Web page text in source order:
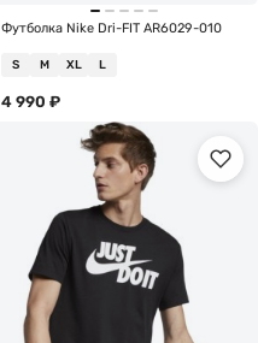
Футболка Nike Dri-FIT AR6029-010
S M XL L
4 990 ₽